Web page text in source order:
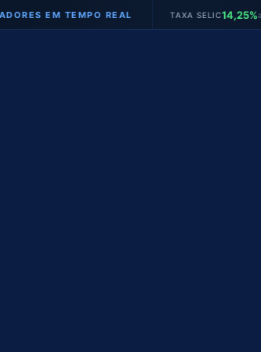
EM TEMPO REAL TAXA SELIC14,25%a.a.